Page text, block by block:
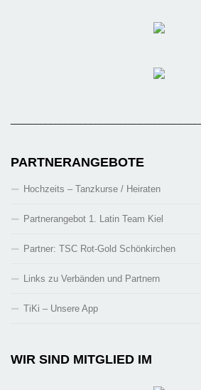
PARTNERANGEBOTE
Hochzeits – Tanzkurse / Heiraten
Partnerangebot 1. Latin Team Kiel
Partner: TSC Rot-Gold Schönkirchen
Links zu Verbänden und Partnern
TiKi – Unsere App
WIR SIND MITGLIED IM